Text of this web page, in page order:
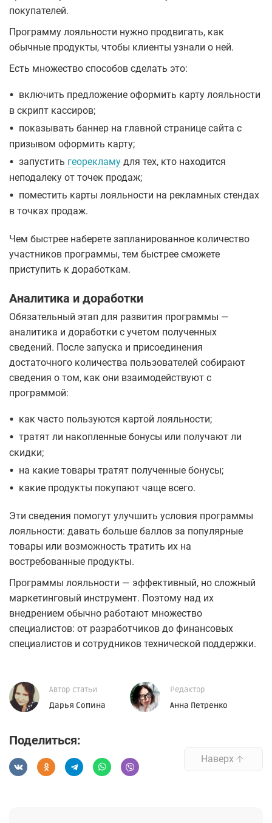
покупателей.
Программу лояльности нужно продвигать, как
обычные продукты, чтобы клиенты узнали о ней.
Есть множество способов сделать это:
• включить предложение оформить карту лояльности
в скрипт кассиров;
• показывать баннер на главной странице сайта с
призывом оформить карту;
• запустить георекламу для тех, кто находится
неподалеку от точек продаж;
• поместить карты лояльности на рекламных стендах
в точках продаж.
Чем быстрее наберете запланированное количество
участников программы, тем быстрее сможете
приступить к доработкам.
Аналитика и доработки
Обязательный этап для развития программы —
аналитика и доработки с учетом полученных
сведений. После запуска и присоединения
достаточного количества пользователей собирают
сведения о том, как они взаимодействуют с
программой:
• как часто пользуются картой лояльности;
• тратят ли накопленные бонусы или получают ли
скидки;
• на какие товары тратят полученные бонусы;
• какие продукты покупают чаще всего.
Эти сведения помогут улучшить условия программы
лояльности: давать больше баллов за популярные
товары или возможность тратить их на
востребованные продукты.
Программы лояльности — эффективный, но сложный
маркетинговый инструмент. Поэтому над их
внедрением обычно работают множество
специалистов: от разработчиков до финансовых
специалистов и сотрудников технической поддержки.
Автор статьи
Дарья Сопина
Редактор
Анна Петренко
Поделиться:
Наверх